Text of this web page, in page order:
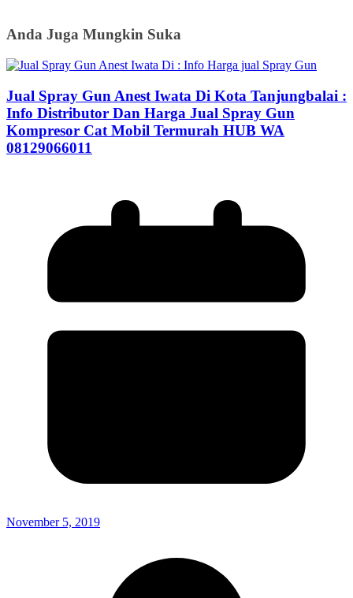
Anda Juga Mungkin Suka
Jual Spray Gun Anest Iwata Di Kota Tanjungbalai :
Info Distributor Dan Harga Jual Spray Gun
Kompresor Cat Mobil Termurah HUB WA
08129066011
November 5, 2019